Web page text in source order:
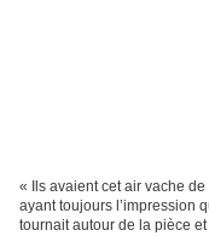
« Ils avaient cet air vache
ayant toujours l’impression
tournait autour de la pièce